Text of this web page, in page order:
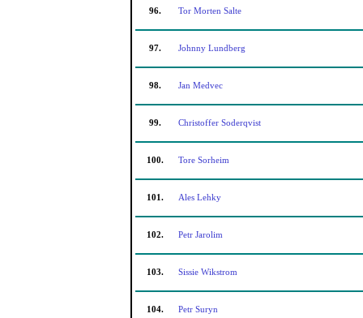
96. Tor Morten Salte
97. Johnny Lundberg
98. Jan Medvec
99. Christoffer Soderqvist
100. Tore Sorheim
101. Ales Lehky
102. Petr Jarolim
103. Sissie Wikstrom
104. Petr Suryn